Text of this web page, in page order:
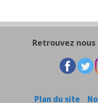
Retrouvez nous
Plan du site